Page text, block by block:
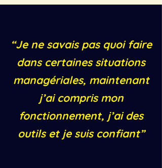
“Je ne savais pas quoi faire
dans certaines situations
managériales, maintenant
j’ai compris mon
fonctionnement, j’ai des
outils et je suis confiant”